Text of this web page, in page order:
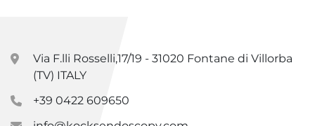
Via F.lli Rosselli,17/19 - 31020 Fontane di Villorba
(TV) ITALY
+39 0422 609650